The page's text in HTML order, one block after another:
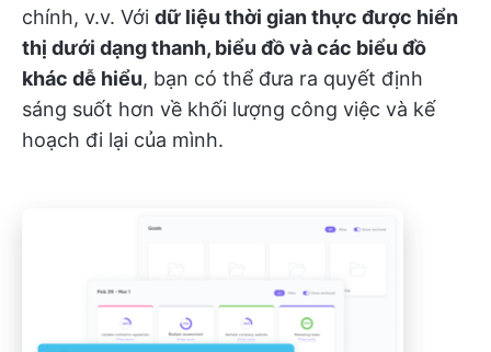
chính, v.v. Với dữ liệu thời gian thực được hiển
thị dưới dạng thanh, biểu đồ và các biểu đồ
khác dễ hiểu, bạn có thể đưa ra quyết định
sáng suốt hơn về khối lượng công việc và kế
hoạch đi lại của mình.